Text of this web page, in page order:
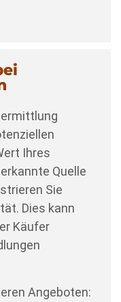
Ihres
Quelle
Sie
Dies kann
Käufer
Angeboten: